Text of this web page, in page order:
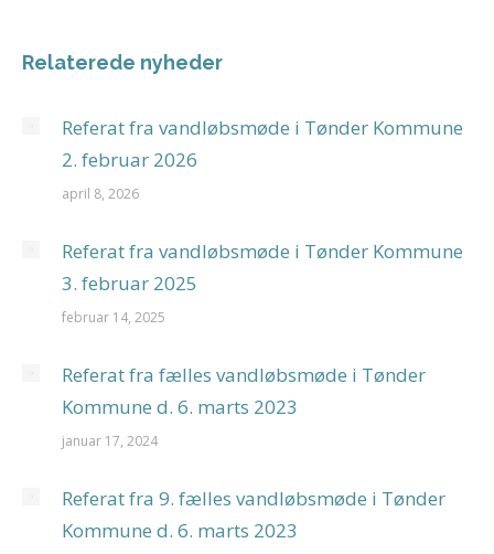
Relaterede nyheder
Referat fra vandløbsmøde i Tønder Kommune
2. februar 2026
april 8, 2026
Referat fra vandløbsmøde i Tønder Kommune
3. februar 2025
februar 14, 2025
Referat fra fælles vandløbsmøde i Tønder
Kommune d. 6. marts 2023
januar 17, 2024
Referat fra 9. fælles vandløbsmøde i Tønder
Kommune d. 6. marts 2023